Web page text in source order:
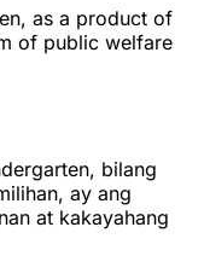
as a product of
of public welfare
bilang
ay ang
at kakayahang